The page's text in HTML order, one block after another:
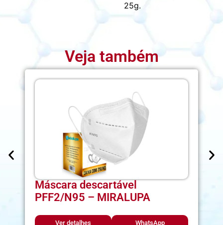
25g.
Veja também
Máscara descartável
PFF2/N95 – MIRALUPA
Ver detalhes WhatsApp